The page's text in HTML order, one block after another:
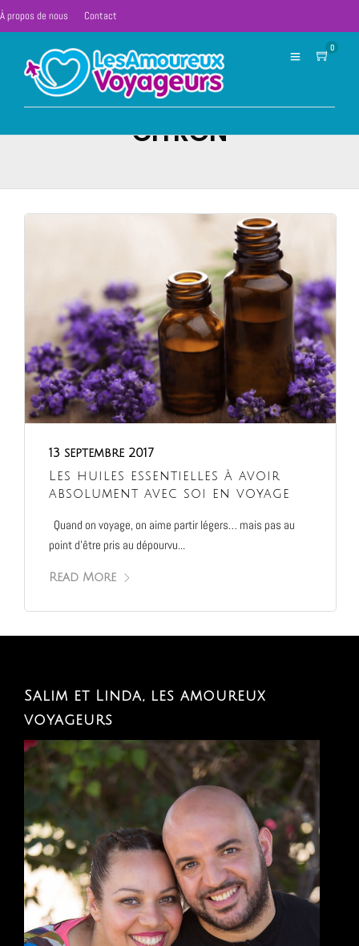
À propos de nous Contact
0
CITRON
13 septembre 2017
Les huiles essentielles à avoir
absolument avec soi en voyage
Quand on voyage, on aime partir légers… mais pas au
point d’être pris au dépourvu...
Read More
Salim et Linda, les amoureux
voyageurs